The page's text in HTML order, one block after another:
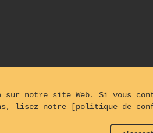
notre site Web. Si vous
lisez notre [politique de